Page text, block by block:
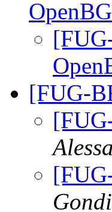
[FUG-